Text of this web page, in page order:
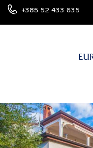
+385 52 433 635